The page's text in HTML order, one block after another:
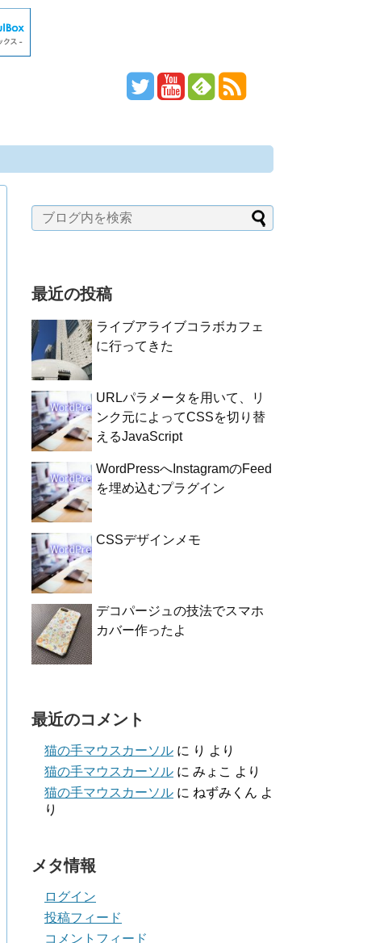
最近の投稿
ライブアライブコラボカフェ
に行ってきた
URLパラメータを用いて、リ
ンク元によってCSSを切り替
えるJavaScript
WordPressへInstagramのFeed
を埋め込むプラグイン
CSSデザインメモ
デコパージュの技法でスマホ
カバー作ったよ
最近のコメント
猫の手マウスカーソル に り より
猫の手マウスカーソル に みょこ より
猫の手マウスカーソル に ねずみくん よ
り
メタ情報
ログイン
投稿フィード
コメントフィード